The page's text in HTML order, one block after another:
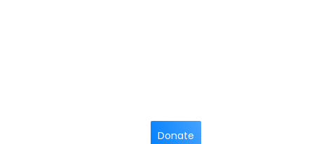
Donate